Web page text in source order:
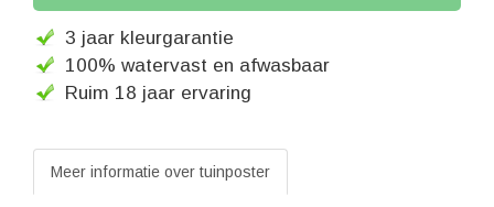
3 jaar kleurgarantie
100% watervast en afwasbaar
Ruim 18 jaar ervaring
Meer informatie over tuinposter